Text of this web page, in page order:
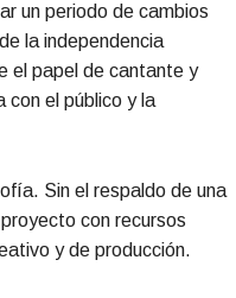
un periodo de cambios
la independencia
el papel de cantante y
con el público y la
Sin el respaldo de una
con recursos
y de producción.